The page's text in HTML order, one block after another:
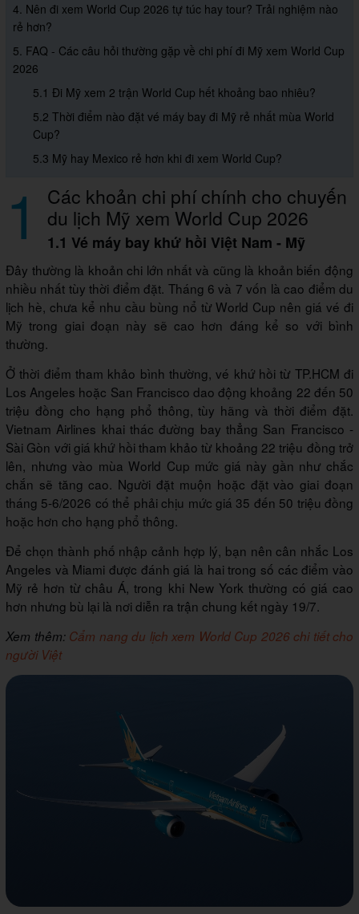
4. Nên đi xem World Cup 2026 tự túc hay tour? Trải nghiệm nào
rẻ hơn?
5. FAQ - Các câu hỏi thường gặp về chi phí đi Mỹ xem World Cup
2026
5.1 Đi Mỹ xem 2 trận World Cup hết khoảng bao nhiêu?
5.2 Thời điểm nào đặt vé máy bay đi Mỹ rẻ nhất mùa World
Cup?
5.3 Mỹ hay Mexico rẻ hơn khi đi xem World Cup?
1 Các khoản chi phí chính cho chuyến
du lịch Mỹ xem World Cup 2026
1.1 Vé máy bay khứ hồi Việt Nam - Mỹ
Đây thường là khoản chi lớn nhất và cũng là khoản biến động
nhiều nhất tùy thời điểm đặt. Tháng 6 và 7 vốn là cao điểm du
lịch hè, chưa kể nhu cầu bùng nổ từ World Cup nên giá vé đi
Mỹ trong giai đoạn này sẽ cao hơn đáng kể so với bình
thường.
Ở thời điểm tham khảo bình thường, vé khứ hồi từ TP.HCM đi
Los Angeles hoặc San Francisco dao động khoảng 22 đến 50
triệu đồng cho hạng phổ thông, tùy hãng và thời điểm đặt.
Vietnam Airlines khai thác đường bay thẳng San Francisco -
Sài Gòn với giá khứ hồi tham khảo từ khoảng 22 triệu đồng trở
lên, nhưng vào mùa World Cup mức giá này gần như chắc
chắn sẽ tăng cao. Người đặt muộn hoặc đặt vào giai đoạn
tháng 5-6/2026 có thể phải chịu mức giá 35 đến 50 triệu đồng
hoặc hơn cho hạng phổ thông.
Để chọn thành phố nhập cảnh hợp lý, bạn nên cân nhắc Los
Angeles và Miami được đánh giá là hai trong số các điểm vào
Mỹ rẻ hơn từ châu Á, trong khi New York thường có giá cao
hơn nhưng bù lại là nơi diễn ra trận chung kết ngày 19/7.
Xem thêm: Cẩm nang du lịch xem World Cup 2026 chi tiết cho
người Việt